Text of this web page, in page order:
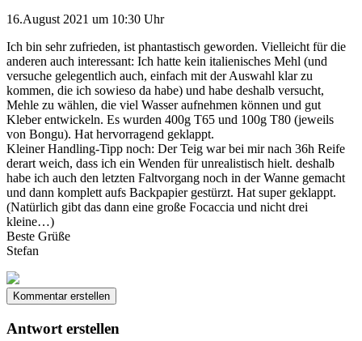
16.August 2021 um 10:30 Uhr
Ich bin sehr zufrieden, ist phantastisch geworden. Vielleicht für die
anderen auch interessant: Ich hatte kein italienisches Mehl (und
versuche gelegentlich auch, einfach mit der Auswahl klar zu
kommen, die ich sowieso da habe) und habe deshalb versucht,
Mehle zu wählen, die viel Wasser aufnehmen können und gut
Kleber entwickeln. Es wurden 400g T65 und 100g T80 (jeweils
von Bongu). Hat hervorragend geklappt.
Kleiner Handling-Tipp noch: Der Teig war bei mir nach 36h Reife
derart weich, dass ich ein Wenden für unrealistisch hielt. deshalb
habe ich auch den letzten Faltvorgang noch in der Wanne gemacht
und dann komplett aufs Backpapier gestürzt. Hat super geklappt.
(Natürlich gibt das dann eine große Focaccia und nicht drei
kleine…)
Beste Grüße
Stefan
Kommentar erstellen
Antwort erstellen